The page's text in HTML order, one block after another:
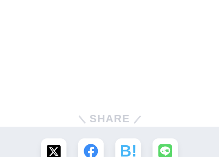
SHARE